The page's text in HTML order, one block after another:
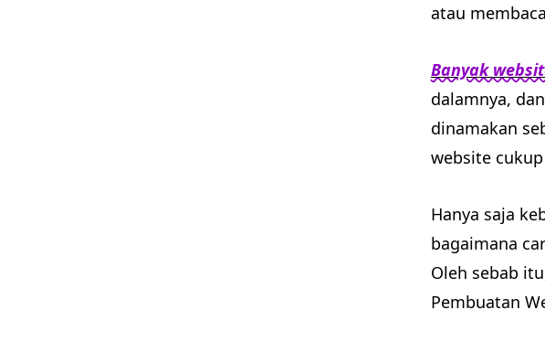
atau
Banyak
dalamnya,
dinamakan
website
Hanya saja
bagaimana
Oleh sebab
Pembuatan